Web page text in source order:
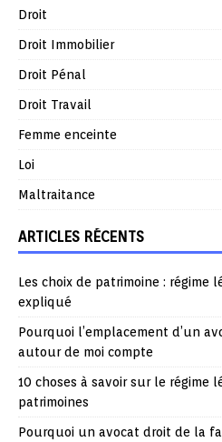
Droit
Droit Immobilier
Droit Pénal
Droit Travail
Femme enceinte
Loi
Maltraitance
ARTICLES RÉCENTS
Les choix de patrimoine : régime
expliqué
Pourquoi l’emplacement d’un
autour de moi compte
10 choses à savoir sur le régime
patrimoines
Pourquoi un avocat droit de la